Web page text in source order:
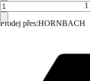
Prodej přes:HORNBACH